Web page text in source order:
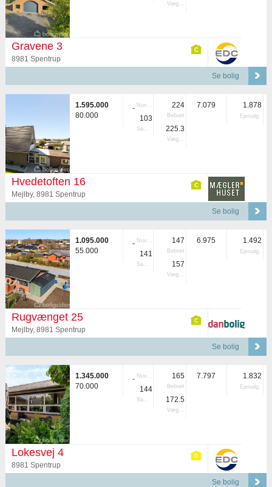
Vægtet
Gravene 3
8981 Spentrup
Se bolig
1.595.000
80.000
- Nuvær.
103
Samlet
224
Beboet
225.3
Vægtet
7.079 1.878
Ejerudg.
Hvedetoften 16
Mejlby, 8981 Spentrup
Se bolig
1.095.000
55.000
- Nuvær.
141
Samlet
147
Beboet
157
Vægtet
6.975 1.492
Ejerudg.
Rugvænget 25
Mejlby, 8981 Spentrup
Se bolig
1.345.000
70.000
- Nuvær.
144
Samlet
165
Beboet
172.5
Vægtet
7.797 1.832
Ejerudg.
Lokesvej 4
8981 Spentrup
Se bolig